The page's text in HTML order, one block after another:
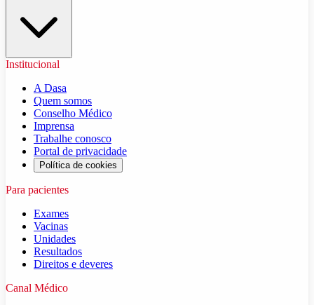
Institucional
A Dasa
Quem somos
Conselho Médico
Imprensa
Trabalhe conosco
Portal de privacidade
Política de cookies
Para pacientes
Exames
Vacinas
Unidades
Resultados
Direitos e deveres
Canal Médico